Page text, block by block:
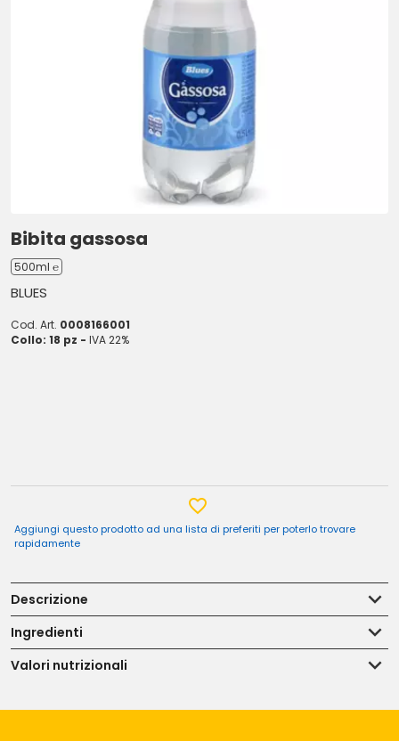
Bibita gassosa
500ml ℮
BLUES
Cod. Art. 0008166001
Collo: 18 pz - IVA 22%
Aggiungi questo prodotto ad una lista di preferiti per poterlo trovare
rapidamente
Descrizione
Ingredienti
Valori nutrizionali